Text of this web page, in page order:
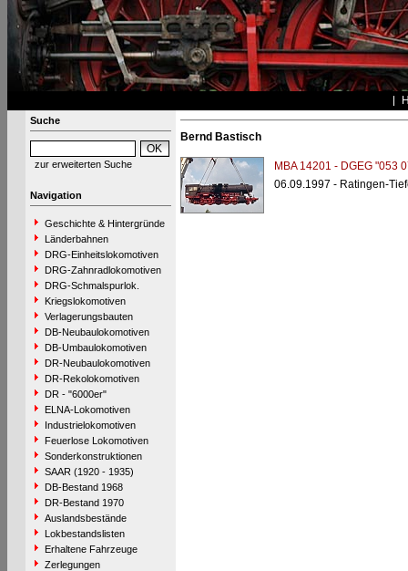
Suche
zur erweiterten Suche
Navigation
Geschichte & Hintergründe
Länderbahnen
DRG-Einheitslokomotiven
DRG-Zahnradlokomotiven
DRG-Schmalspurlok.
Kriegslokomotiven
Verlagerungsbauten
DB-Neubaulokomotiven
DB-Umbaulokomotiven
DR-Neubaulokomotiven
DR-Rekolokomotiven
DR - "6000er"
ELNA-Lokomotiven
Industrielokomotiven
Feuerlose Lokomotiven
Sonderkonstruktionen
SAAR (1920 - 1935)
DB-Bestand 1968
DR-Bestand 1970
Auslandsbestände
Lokbestandslisten
Erhaltene Fahrzeuge
Zerlegungen
Bernd Bastisch
MBA 14201 - DGEG "053
06.09.1997 - Ratingen-